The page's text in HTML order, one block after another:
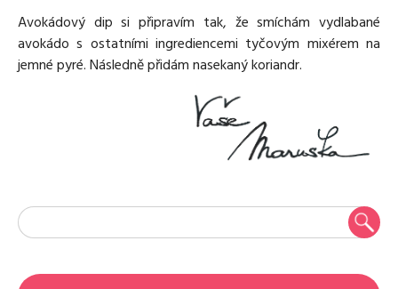
Avokádový dip si připravím tak, že smíchám vydlabané
avokádo s ostatními ingrediencemi tyčovým mixérem na
jemné pyré. Následně přidám nasekaný koriandr.